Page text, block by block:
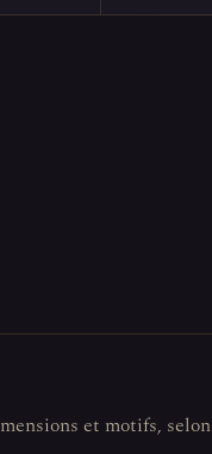
et motifs,